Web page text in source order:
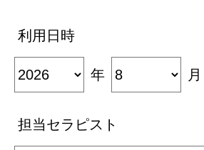
利用日時
年 月
担当セラピスト